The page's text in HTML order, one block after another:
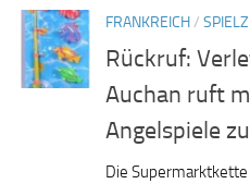
FRANKREICH/
Rückruf:
Auchan ruft
Angelspiele
Die